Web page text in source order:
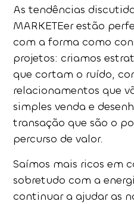
As tendências
MARKETEer estão
com a forma como
projetos: criamos
que cortam o ruído,
relacionamentos que
simples venda e
transação que são o
percurso de valor.
Saímos mais ricos em
sobretudo com a
continuar a ajudar as